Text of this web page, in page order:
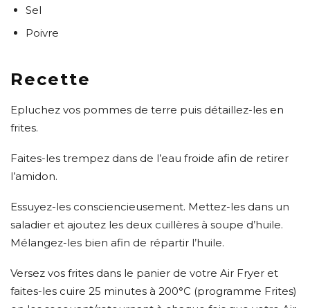
Sel
Poivre
Recette
Epluchez vos pommes de terre puis détaillez-les en
frites.
Faites-les trempez dans de l’eau froide afin de retirer
l’amidon.
Essuyez-les consciencieusement. Mettez-les dans un
saladier et ajoutez les deux cuillères à soupe d’huile.
Mélangez-les bien afin de répartir l’huile.
Versez vos frites dans le panier de votre Air Fryer et
faites-les cuire 25 minutes à 200°C (programme Frites)